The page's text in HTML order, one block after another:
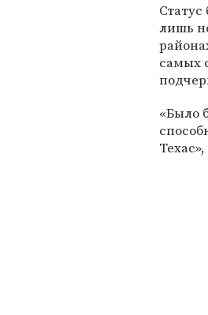
лишь
самых
«Было